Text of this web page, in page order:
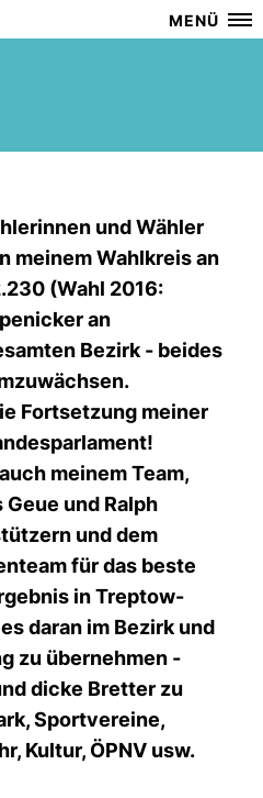
MENÜ
und Wähler
meinem Wahlkreis an
(Wahl 2016:
an
Bezirk - beides
Fortsetzung meiner
meinem Team,
und Ralph
und dem
für das beste
in Treptow-
daran im Bezirk und
zu übernehmen -
dicke Bretter zu
Sportvereine,
Kultur, ÖPNV usw.